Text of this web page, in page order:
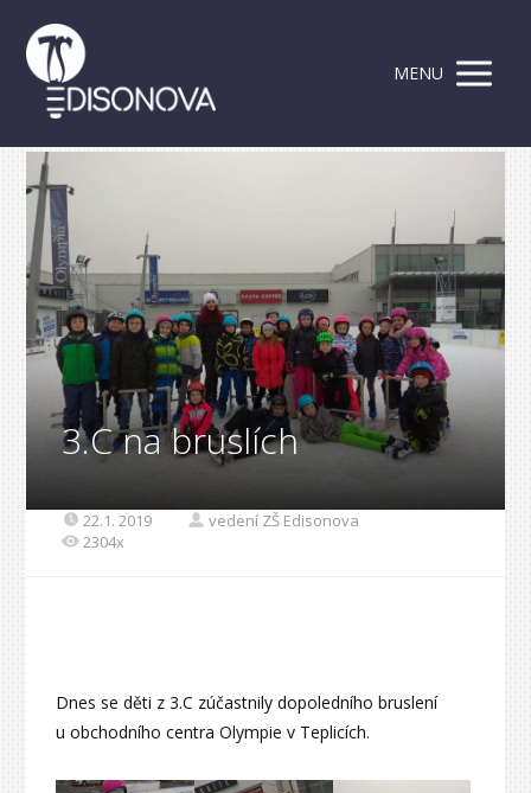
MENU
3.C na bruslích
22.1. 2019
vedení ZŠ Edisonova
2304x
Dnes se děti z 3.C zúčastnily dopoledního bruslení
u obchodního centra Olympie v Teplicích.